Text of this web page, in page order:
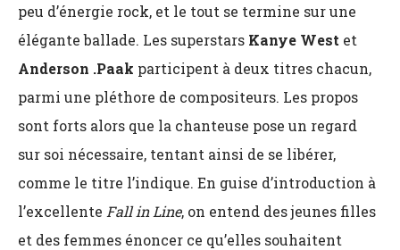
peu d’énergie rock, et le tout se termine sur une
élégante ballade. Les superstars Kanye West et
Anderson .Paak participent à deux titres chacun,
parmi une pléthore de compositeurs. Les propos
sont forts alors que la chanteuse pose un regard
sur soi nécessaire, tentant ainsi de se libérer,
comme le titre l’indique. En guise d’introduction à
l’excellente Fall in Line, on entend des jeunes filles
et des femmes énoncer ce qu’elles souhaitent